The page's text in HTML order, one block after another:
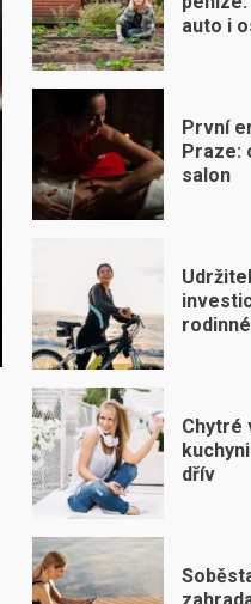
auto i
První
Praze:
salon
Chytré
dřív